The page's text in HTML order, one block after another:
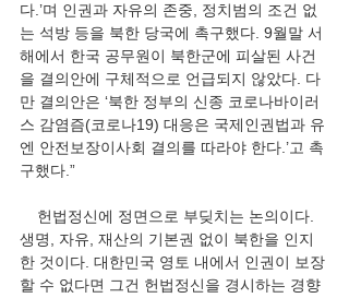
다.’며 인권과 자유의 존중, 정치범의 조건 없
는 석방 등을 북한 당국에 촉구했다. 9월말 서
해에서 한국 공무원이 북한군에 피살된 사건
을 결의안에 구체적으로 언급되지 않았다. 다
만 결의안은 ‘북한 정부의 신종 코로나바이러
스 감염즘(코로나19) 대응은 국제인권법과 유
엔 안전보장이사회 결의를 따라야 한다.’고 촉
구했다.”
생명, 자유, 재산의 기본권 없이 북한을 인지
한 것이다. 대한민국 영토 내에서 인권이 보장
할 수 없다면 그건 헌법정신을 경시하는 경향